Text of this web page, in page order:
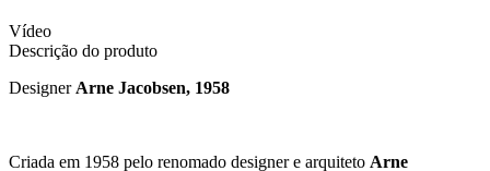
Vídeo
Descrição do produto
Designer Arne Jacobsen, 1958
Criada em 1958 pelo renomado designer e arquiteto Arne